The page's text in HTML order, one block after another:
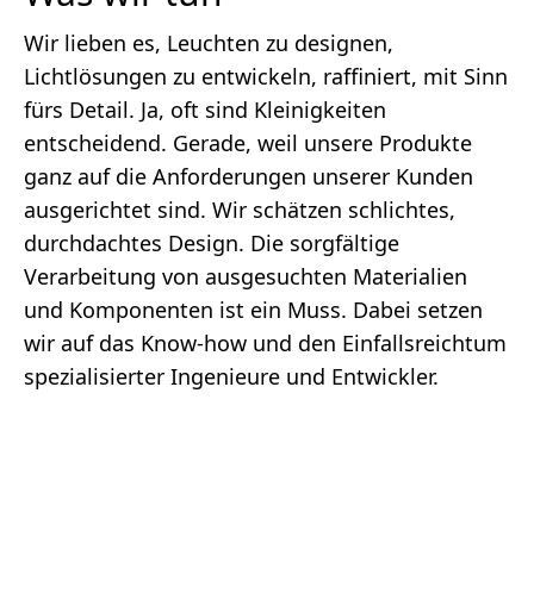
Wir lieben es, Leuchten zu designen,
Lichtlösungen zu entwickeln, raffiniert, mit Sinn
fürs Detail. Ja, oft sind Kleinigkeiten
entscheidend. Gerade, weil unsere Produkte
ganz auf die Anforderungen unserer Kunden
ausgerichtet sind. Wir schätzen schlichtes,
durchdachtes Design. Die sorgfältige
Verarbeitung von ausgesuchten Materialien
und Komponenten ist ein Muss. Dabei setzen
wir auf das Know-how und den Einfallsreichtum
spezialisierter Ingenieure und Entwickler.